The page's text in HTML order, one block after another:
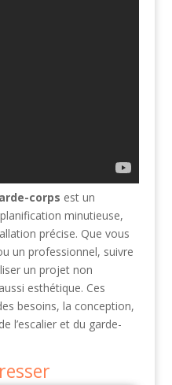
corps est un
minutieuse,
précise. Que vous
un professionnel, suivre
un projet non
esthétique. Ces
besoins, la conception,
l’escalier et du garde-